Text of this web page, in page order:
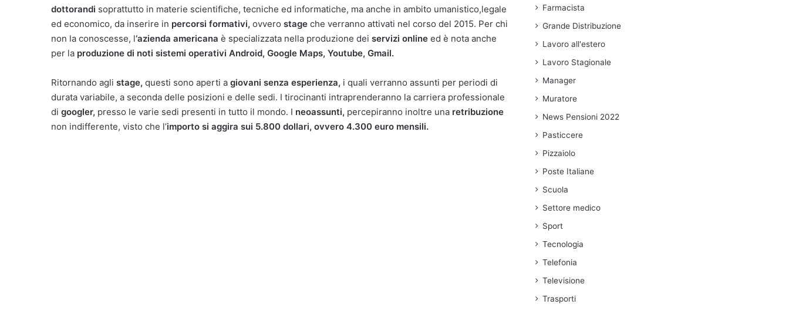
dottorandi soprattutto in materie scientifiche, tecniche ed informatiche, ma anche in ambito umanistico,legale
ed economico, da inserire in percorsi formativi, ovvero stage che verranno attivati nel corso del 2015. Per chi
non la conoscesse, l‘azienda americana è specializzata nella produzione dei servizi online ed è nota anche
per la produzione di noti sistemi operativi Android, Google Maps, Youtube, Gmail.
Ritornando agli stage, questi sono aperti a giovani senza esperienza, i quali verranno assunti per periodi di
durata variabile, a seconda delle posizioni e delle sedi. I tirocinanti intraprenderanno la carriera professionale
di googler, presso le varie sedi presenti in tutto il mondo. I neoassunti, percepiranno inoltre una retribuzione
non indifferente, visto che l’importo si aggira sui 5.800 dollari, ovvero 4.300 euro mensili.
Farmacista
Grande Distribuzione
Lavoro all'estero
Lavoro Stagionale
Manager
Muratore
News Pensioni 2022
Pasticcere
Pizzaiolo
Poste Italiane
Scuola
Settore medico
Sport
Tecnologia
Telefonia
Televisione
Trasporti